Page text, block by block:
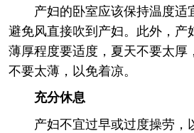
产妇的卧室应该保持温度适
避免风直接吹到产妇。此外，产
薄厚程度要适度，夏天不要太厚
不要太薄，以免着凉。
充分休息
产妇不宜过早或过度操劳，